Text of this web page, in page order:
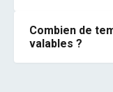
Combien de
valables ?